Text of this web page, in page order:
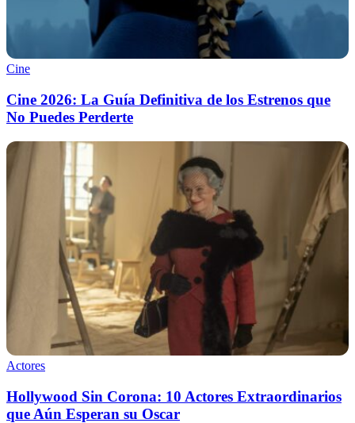
Cine
Cine 2026: La Guía Definitiva de los Estrenos que
No Puedes Perderte
Actores
Hollywood Sin Corona: 10 Actores Extraordinarios
que Aún Esperan su Oscar